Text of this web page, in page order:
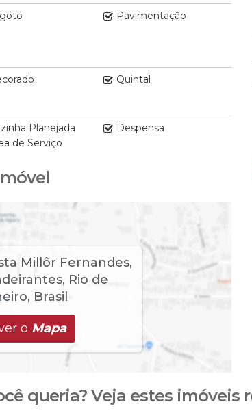
Pavimentação
Quintal
Planejada
Despensa
de Serviço
Millôr Fernandes,
, Rio de
, Brasil
o Mapa
queria? Veja estes imóveis